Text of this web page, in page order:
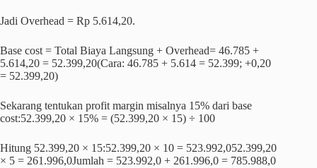
Jadi Overhead = Rp 5.614,20.
Base cost = Total Biaya Langsung + Overhead= 46.785 +
5.614,20 = 52.399,20(Cara: 46.785 + 5.614 = 52.399; +0,20
= 52.399,20)
Sekarang tentukan profit margin misalnya 15% dari base
cost:52.399,20 × 15% = (52.399,20 × 15) ÷ 100
Hitung 52.399,20 × 15:52.399,20 × 10 = 523.992,052.399,20
× 5 = 261.996,0Jumlah = 523.992,0 + 261.996,0 = 785.988,0